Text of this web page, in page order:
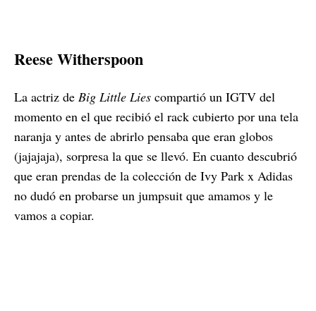
Reese Witherspoon
La actriz de Big Little Lies compartió un IGTV del
momento en el que recibió el rack cubierto por una tela
naranja y antes de abrirlo pensaba que eran globos
(jajajaja), sorpresa la que se llevó. En cuanto descubrió
que eran prendas de la colección de Ivy Park x Adidas
no dudó en probarse un jumpsuit que amamos y le
vamos a copiar.